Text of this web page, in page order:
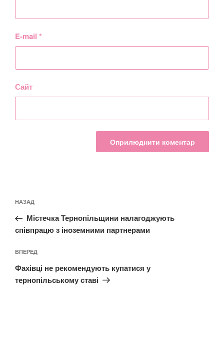
E-mail *
Сайт
записів
Попередній
запис:
НАЗАД
Містечка Тернопільщини налагоджують
співпрацю з іноземними партнерами
Наступний
запис
ВПЕРЕД
Фахівці не рекомендують купатися у
тернопільському ставі